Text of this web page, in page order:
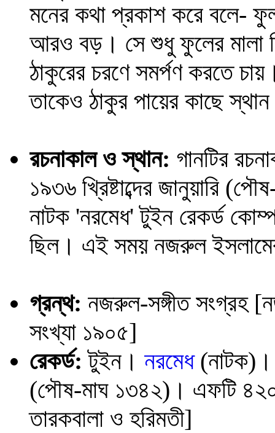
মনের কথা প্রকাশ করে বলে-
আরও বড়। সে শুধু ফুলের মালা
ঠাকুরের চরণে সমর্পণ করতে
তাকেও ঠাকুর পায়ের কাছে
রচনাকাল ও স্থান: গানটির
১৯৩৬ খ্রিষ্টাব্দের জানুয়ারি
নাটক 'নরমেধ' টুইন রেকর্ড
ছিল। এই সময় নজরুল
গ্রন্থ: নজরুল-সঙ্গীত সংগ্রহ
সংখ্যা ১৯০৫]
রেকর্ড:টুইন। নরমেধ
(পৌষ-মাঘ ১৩৪২)। এফটি
তারকবালা ও হরিমতী]